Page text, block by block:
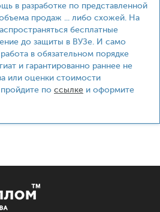
в разработке по представленной
продаж ... либо схожей. На
бесплатные
до защиты в ВУЗе. И само
в обязательном порядке
и гарантированно раннее не
или оценки стоимости
по ссылке и оформите